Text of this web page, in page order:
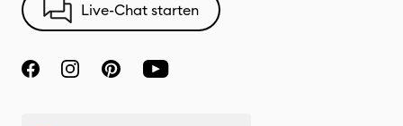
Live-Chat starten